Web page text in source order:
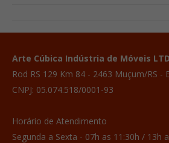
Arte Cúbica Indústria de Móveis
Rod RS 129 Km 84 - 2463 Muçum/RS -
CNPJ: 05.074.518/0001-93
Horário de Atendimento
Segunda a Sexta - 07h as 11:30h / 13h